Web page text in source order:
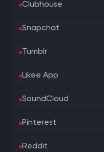
Clubhouse
Snapchat
Tumblr
Likee App
SoundCloud
Pinterest
Reddit